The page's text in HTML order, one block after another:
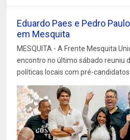
Eduardo Paes e Pedro
em Mesquita
MESQUITA - A Frente Mesquita
encontro no último sábado reuniu
políticas locais com pré-candidatos